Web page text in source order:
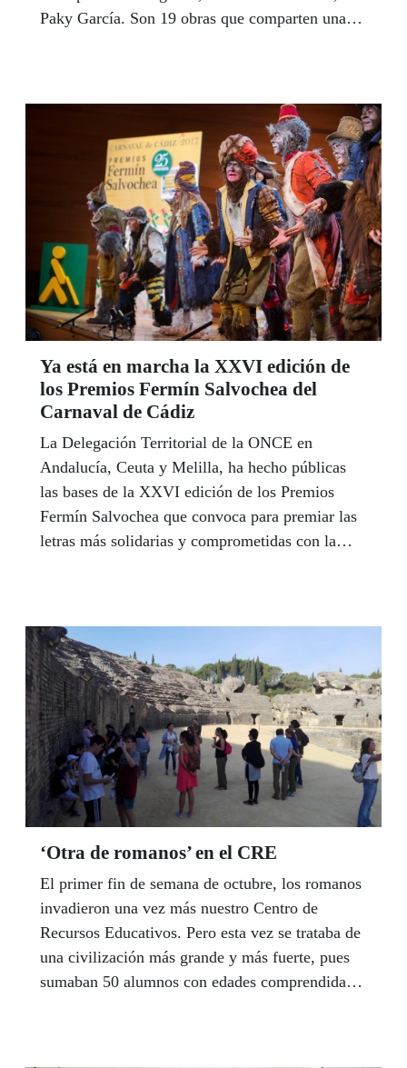
Paky García. Son 19 obras que comparten una
Ya está en marcha la XXVI edición de
los Premios Fermín Salvochea del
Carnaval de Cádiz
La Delegación Territorial de la ONCE en
Andalucía, Ceuta y Melilla, ha hecho públicas
las bases de la XXVI edición de los Premios
Fermín Salvochea que convoca para premiar las
letras más solidarias y comprometidas con la
certamen, se presentaron 58 agrupaciones, que
supuso la mayor participación en los Premios
Fermín Salvochea en sus 25 años de historia.
‘Otra de romanos’ en el CRE
El primer fin de semana de octubre, los romanos
invadieron una vez más nuestro Centro de
Recursos Educativos. Pero esta vez se trataba de
una civilización más grande y más fuerte, pues
sumaban 50 alumnos con edades comprendidas